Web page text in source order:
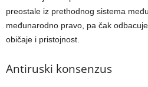
preostale iz prethodnog sistema
međunarodno pravo, pa čak
običaje i pristojnost.
Antiruski konsenzus